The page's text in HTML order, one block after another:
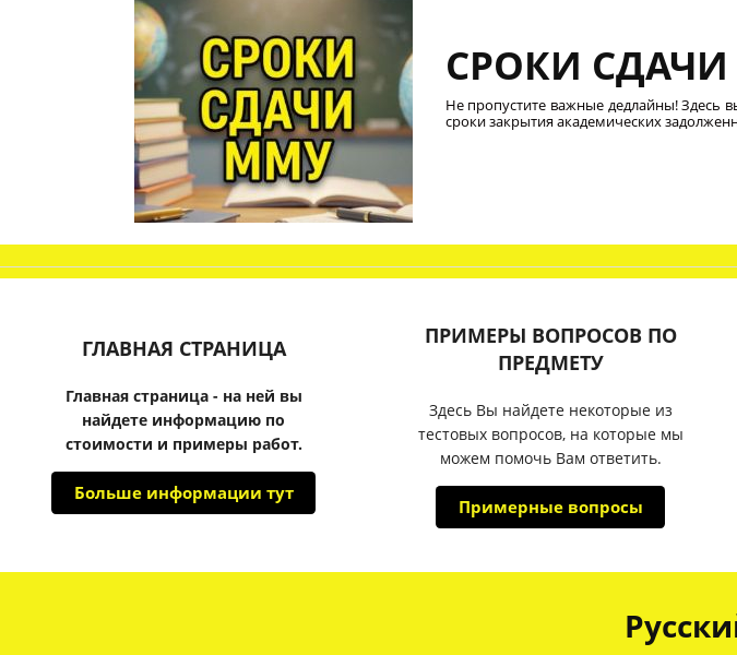
СРОКИ СДАЧИ
Не пропустите важные дедлайны! Здесь
сроки закрытия академических
ГЛАВНАЯ СТРАНИЦА
Главная страница - на ней вы
найдете информацию по
стоимости и примеры работ.
Больше информации тут
ПРИМЕРЫ ВОПРОСОВ ПО
ПРЕДМЕТУ
Здесь Вы найдете некоторые из
тестовых вопросов, на которые мы
можем помочь Вам ответить.
Примерные вопросы